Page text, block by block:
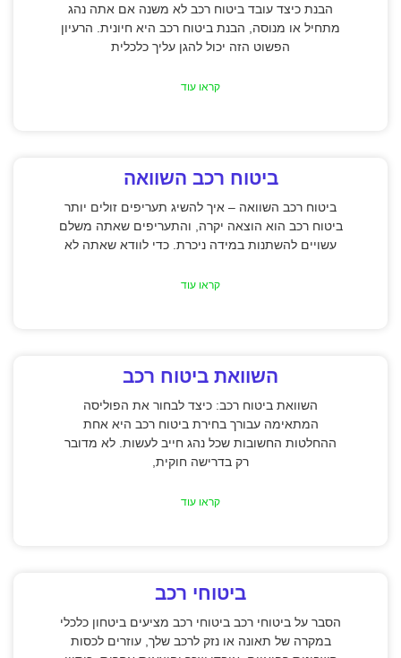
הבנת כיצד עובד ביטוח רכב לא משנה אם אתה נהג
מתחיל או מנוסה, הבנת ביטוח רכב היא חיונית. הרעיון
הפשוט הזה יכול להגן עליך כלכלית
קראו עוד
ביטוח רכב השוואה
ביטוח רכב השוואה – איך להשיג תעריפים זולים יותר
ביטוח רכב הוא הוצאה יקרה, והתעריפים שאתה משלם
עשויים להשתנות במידה ניכרת. כדי לוודא שאתה לא
קראו עוד
השוואת ביטוח רכב
השוואת ביטוח רכב: כיצד לבחור את הפוליסה
המתאימה עבורך בחירת ביטוח רכב היא אחת
ההחלטות החשובות שכל נהג חייב לעשות. לא מדובר
רק בדרישה חוקית,
קראו עוד
ביטוחי רכב
הסבר על ביטוחי רכב ביטוחי רכב מציעים ביטחון כלכלי
במקרה של תאונה או נזק לרכב שלך, עוזרים לכסות